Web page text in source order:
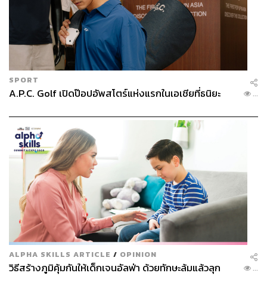
SPORT
A.P.C. Golf เปิดป๊อปอัพสโตร์แห่งแรกในเอเชียที่ธนิยะ ...
ALPHA SKILLS ARTICLE / OPINION
วิธีสร้างภูมิคุ้มกันให้เด็กเจนอัลฟ่า ด้วยทักษะล้มแล้วลุก ...